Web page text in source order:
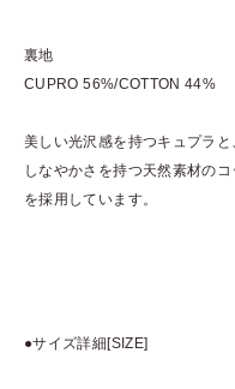
裏地
CUPRO 56%/COTTON 44%
美しい光沢感を持つキュプラと
しなやかさを持つ天然素材の
を採用しています。
●サイズ詳細[SIZE]